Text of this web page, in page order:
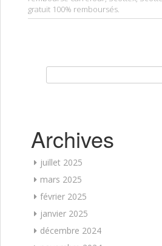
gratuit 100% remboursés.
Archives
juillet 2025
mars 2025
février 2025
janvier 2025
décembre 2024